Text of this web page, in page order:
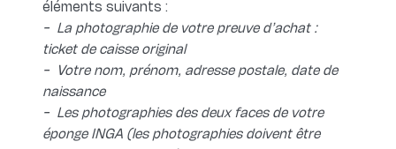
éléments suivants :
- La photographie de votre preuve d’achat :
ticket de caisse original
- Votre nom, prénom, adresse postale, date de
naissance
- Les photographies des deux faces de votre
éponge INGA (les photographies doivent être